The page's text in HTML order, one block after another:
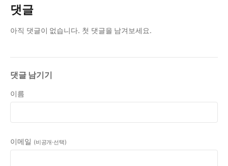
댓글
아직 댓글이 없습니다. 첫 댓글을 남겨보세요.
댓글 남기기
이름
이메일 (비공개·선택)